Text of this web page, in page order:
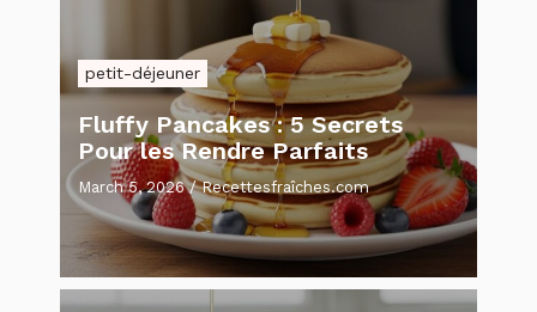
petit-déjeuner
Fluffy Pancakes : 5 Secrets
Pour les Rendre Parfaits
March 5, 2026/Recettesfraîches.com